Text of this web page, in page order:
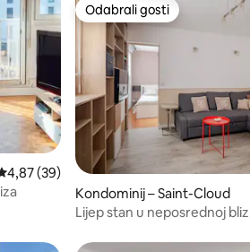
ocjena: 4,87/5, recenzija: 39
4,87 (39)
Odabrali gosti
Odabrali gosti
Kondominij – Saint-Cloud
Lijep stan u neposrednoj